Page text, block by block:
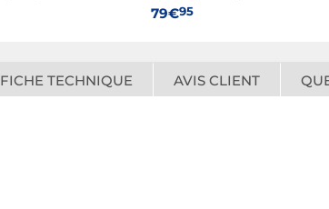
79€95
FICHE TECHNIQUE AVIS CLIENT